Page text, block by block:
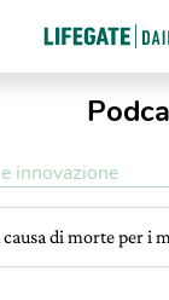
innovazione
di morte per i